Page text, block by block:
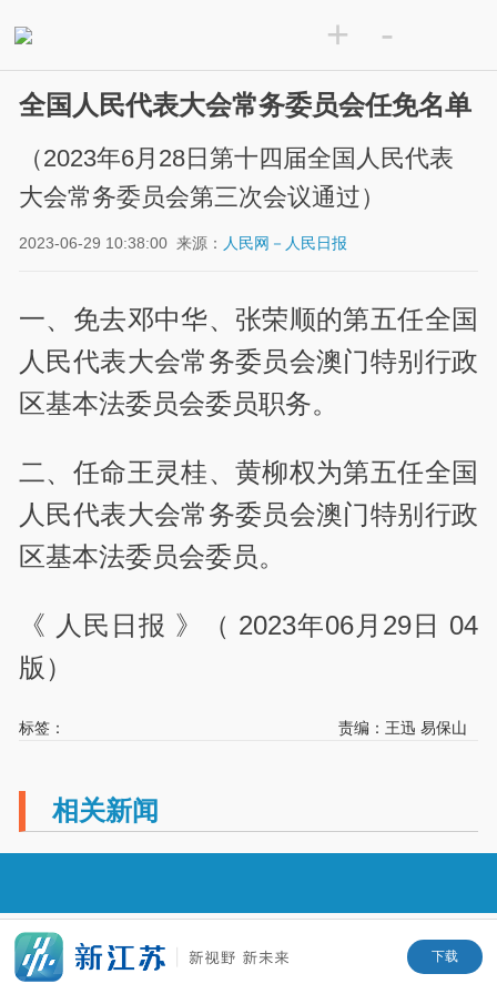
+ -
全国人民代表大会常务委员会任免名单
（2023年6月28日第十四届全国人民代表
大会常务委员会第三次会议通过）
2023-06-29 10:38:00 来源： 人民网－人民日报
一、免去邓中华、张荣顺的第五任全国
人民代表大会常务委员会澳门特别行政
区基本法委员会委员职务。
二、任命王灵桂、黄柳权为第五任全国
人民代表大会常务委员会澳门特别行政
区基本法委员会委员。
《 人民日报 》（ 2023年06月29日 04
版）
标签： 责编：王迅 易保山
相关新闻
下载